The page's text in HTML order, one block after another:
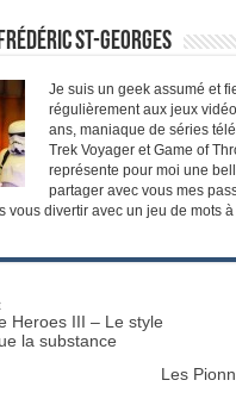
St-Georges
Je suis un geek assumé et
régulièrement aux jeux
ans, maniaque de séries
Trek Voyager et Game of
représente pour moi une
partager avec vous mes
vous divertir avec un jeu de mots
Heroes III – Le style
la substance
Les